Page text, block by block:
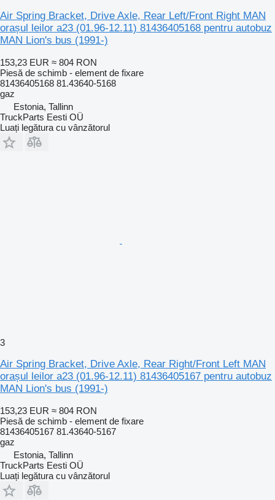
Air Spring Bracket, Drive Axle, Rear Left/Front Right MAN
orașul leilor a23 (01.96-12.11) 81436405168 pentru autobuz
MAN Lion's bus (1991-)
153,23 EUR ≈ 804 RON
Piesă de schimb - element de fixare
81436405168 81.43640-5168
gaz
Estonia, Tallinn
TruckParts Eesti OÜ
Luați legătura cu vânzătorul
3
Air Spring Bracket, Drive Axle, Rear Right/Front Left MAN
orașul leilor a23 (01.96-12.11) 81436405167 pentru autobuz
MAN Lion's bus (1991-)
153,23 EUR ≈ 804 RON
Piesă de schimb - element de fixare
81436405167 81.43640-5167
gaz
Estonia, Tallinn
TruckParts Eesti OÜ
Luați legătura cu vânzătorul